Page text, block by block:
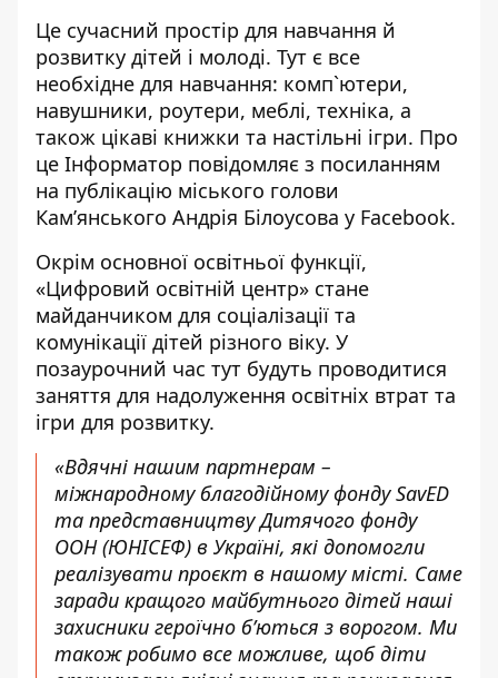
Це сучасний простір для навчання й
розвитку дітей і молоді. Тут є все
необхідне для навчання: комп`ютери,
навушники, роутери, меблі, техніка, а
також цікаві книжки та настільні ігри. Про
це Інформатор повідомляє з посиланням
на публікацію міського голови
Кам’янського Андрія Білоусова у Facebook.
Окрім основної освітньої функції,
«Цифровий освітній центр» стане
майданчиком для соціалізації та
комунікації дітей різного віку. У
позаурочний час тут будуть проводитися
заняття для надолуження освітніх втрат та
ігри для розвитку.
«Вдячні нашим партнерам –
міжнародному благодійному фонду SavED
та представництву Дитячого фонду
ООН (ЮНІСЕФ) в Україні, які допомогли
реалізувати проєкт в нашому місті. Саме
заради кращого майбутнього дітей наші
захисники героїчно б’ються з ворогом. Ми
також робимо все можливе, щоб діти